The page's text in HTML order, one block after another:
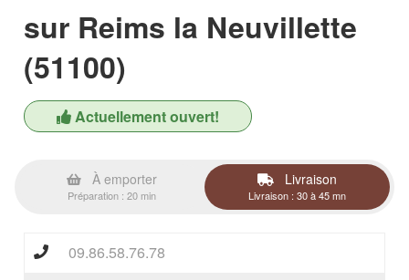
sur Reims la Neuvillette
(51100)
Actuellement ouvert!
À emporter
Préparation : 20 min
Livraison
Livraison : 30 à 45 mn
09.86.58.76.78